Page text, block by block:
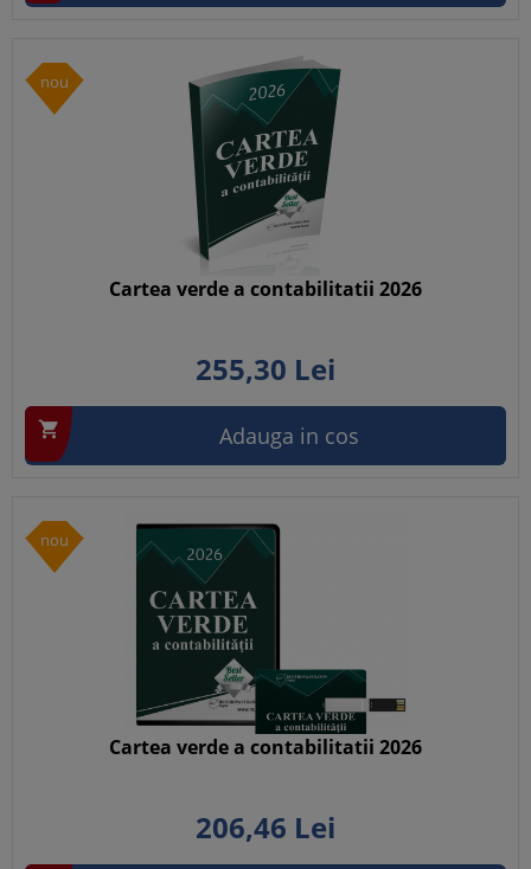
nou
Cartea verde a contabilitatii 2026
255,30 Lei
 Adauga in cos
nou
Cartea verde a contabilitatii 2026
206,46 Lei